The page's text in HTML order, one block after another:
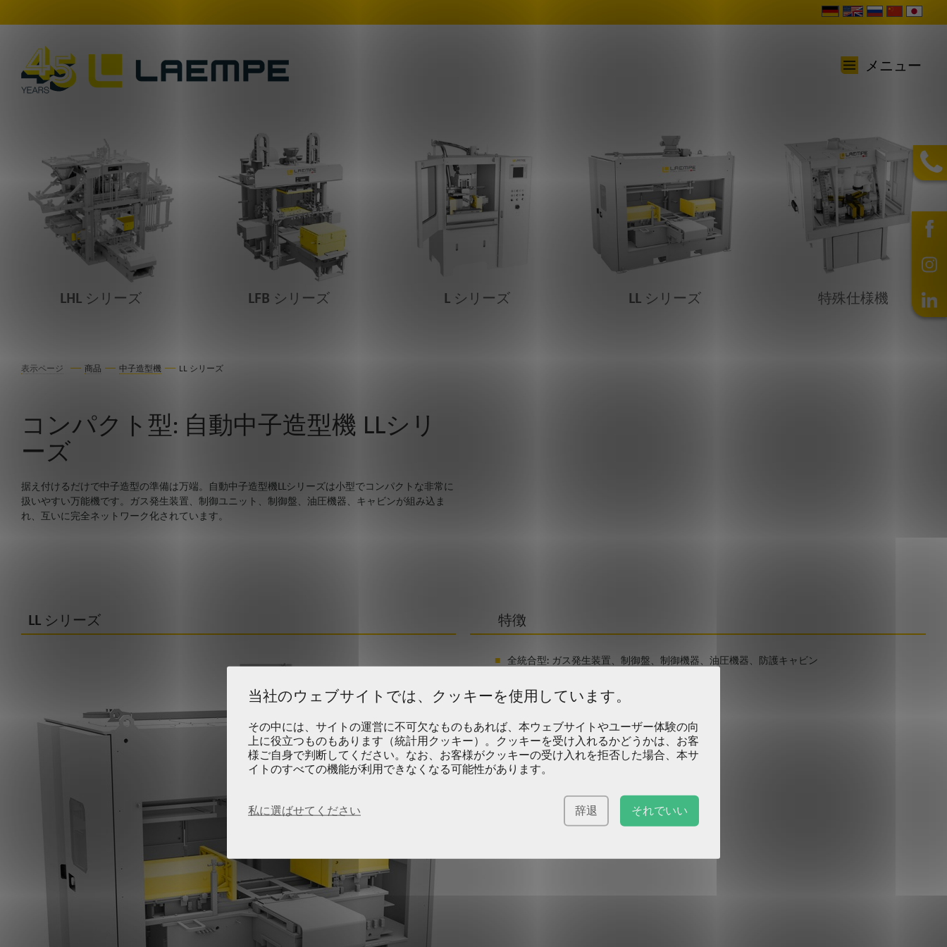
メニュー
LHL シリーズ LFB シリーズ L シリーズ LL シリーズ 特殊仕様機
表示ページ 商品 中子造型機 LL シリーズ
コンパクト型: 自動中子造型機 LLシリ
ーズ
据え付けるだけで中子造型の準備は万端。自動中子造型機LLシリーズは小型でコンパクトな非常に
扱いやすい万能機です。ガス発生装置、制御ユニット、制御盤、油圧機器、キャビンが組み込ま
れ、互いに完全ネットワーク化されています。
LL シリーズ 特徴
全統合型: ガス発生装置、制御盤、制御機器、油圧機器、防護キャビン
6分割型まで適応
基礎不要、省スペース型
エネルギー消費が少なく、段取り時間が短い
短納期、短期据付
当社のウェブサイトでは、クッキーを使用しています。
その中には、サイトの運営に不可欠なものもあれば、本ウェブサイトやユーザー体験の向
上に役立つものもあります（統計用クッキー）。クッキーを受け入れるかどうかは、お客
様ご自身で判断してください。なお、お客様がクッキーの受け入れを拒否した場合、本サ
イトのすべての機能が利用できなくなる可能性があります。
私に選ばせてください 辞退 それでいい